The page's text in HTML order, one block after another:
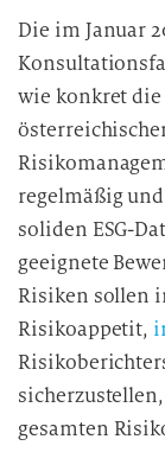
Die im Januar
wie konkret
regelmäßig
soliden ESG-
geeignete
Risiken sollen
Risikoappetit,
gesamten